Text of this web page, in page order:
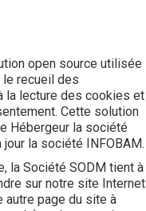
open source utilisée
le recueil des
la lecture des cookies et
Cette solution
Hébergeur la société
la société INFOBAM.
la Société SODM tient à
sur notre site Internet
autre page du site à